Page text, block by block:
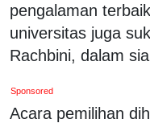
pengalaman
universitas juga
Rachbini, dalam
Sponsored
Acara pemilihan